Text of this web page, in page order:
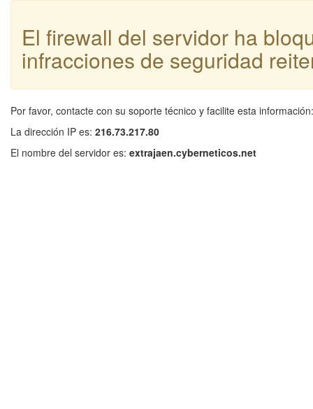
El firewall del servidor ha
infracciones de seguridad
Por favor, contacte con su soporte técnico y facilite esta información:
La dirección IP es: 216.73.217.80
El nombre del servidor es: extrajaen.cyberneticos.net